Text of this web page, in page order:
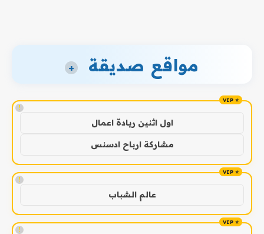
مواقع صديقة +
!
اول اثنين ريادة اعمال
مشاركة ارباح ادسنس
!
عالم الشباب
!